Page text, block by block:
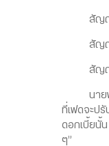
สัญญาโล
สัญญาพล
สัญญาพัล
นายพาว
ที่เฟดจะป
ดอกเบี้ยนั้
ๆ”